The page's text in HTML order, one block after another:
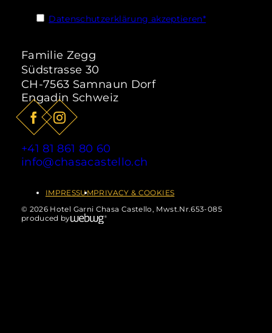
Wanderfreunde ist der „Alles inklusive“
Sommerhit, der während der
Sommersaison vom 15.06.2026 -
20.09.2026 in Samnaun gültig ist.
ab85,- CHFpro Person
ZUM ANGEBOT
Datenschutzerklärung akzeptieren*
Familie Zegg
Südstrasse 30
CH-7563 Samnaun Dorf
Engadin Schweiz
+41 81 861 80 60
info@chasacastello.ch
IMPRESSUMPRIVACY & COOKIES
© 2026 Hotel Garni Chasa Castello, Mwst.Nr.653-085
produced by